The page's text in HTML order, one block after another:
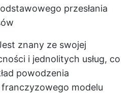
przesłania
znany ze swojej
i jednolitych usług, co
powodzenia
modelu